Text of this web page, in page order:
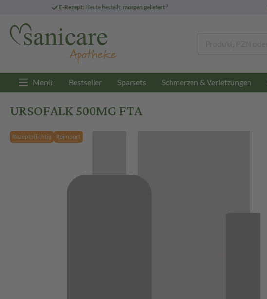
E-Rezept: Heute bestellt, morgen geliefert3
Menü Bestseller Sparsets Schmerzen & Verletzungen
URSOFALK 500MG FTA
Rezeptpflichtig Reimport